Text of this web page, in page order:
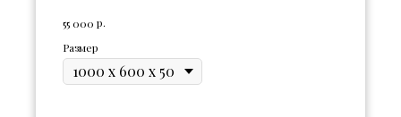
55 000 р.
Размер